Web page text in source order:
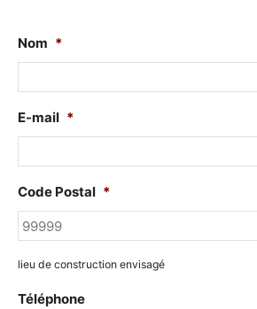
Nom *
E-mail *
Code Postal *
lieu de construction envisagé
Téléphone